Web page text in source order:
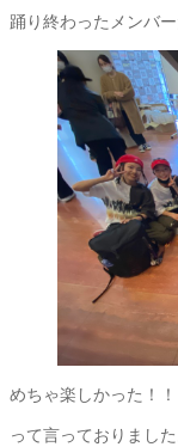
踊り終わったメンバ
めちゃ楽しかった！！
って言っておりました